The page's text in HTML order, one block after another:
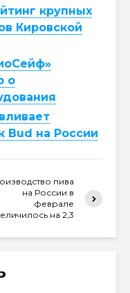
крупных
Кировской
о
Bud на России
пива
на России в
феврале
на 2,3